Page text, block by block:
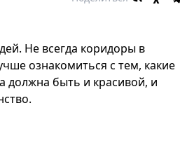
Не всегда коридоры в
ознакомиться с тем, какие
должна быть и красивой, и